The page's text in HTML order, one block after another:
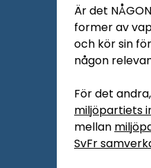
Är det
former av
och kör sin
någon
För det
miljöpartiets
mellan
SvFr